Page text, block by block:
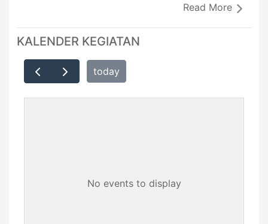
Read More
KALENDER KEGIATAN
today
No events to display